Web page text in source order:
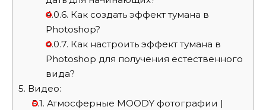
4.0.6. Как создать эффект тумана в
Photoshop?
4.0.7. Как настроить эффект тумана в
Photoshop для получения естественного
вида?
5. Видео:
5.1. Атмосферные MOODY фотографии |